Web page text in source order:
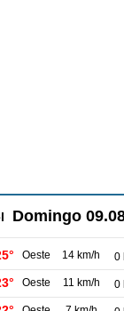
Domingo
Oeste 14 km/h 0
Oeste 11 km/h 0